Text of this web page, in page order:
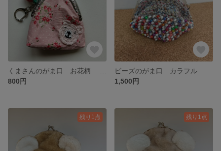
800円
ビーズのがま口 カラフル
1,500円
残り1点 残り1点